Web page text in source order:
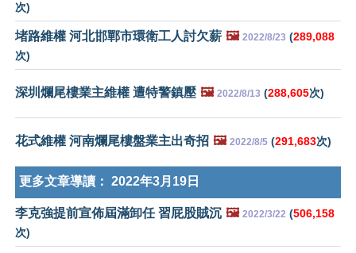
次)
堵路維權 河北邯鄲市環衛工人討欠薪 🖼️ 2022/8/23 (289,088
次)
深圳爛尾樓業主維權 遭特警鎮壓 🖼️ 2022/8/13 (288,605次)
花式維權 河南爛尾樓盤業主出奇招 🖼️ 2022/8/5 (291,683次)
更多文章導讀： 2022年3月19日
李克強提前宣佈屆滿卸任 習屁股賊沉 🖼️ 2022/3/22 (506,158
次)